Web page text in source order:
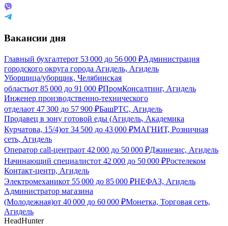
Вакансии дня
Главный бухгалтерот 53 000 до 56 000 ₽Администрация
городского округа города Агидель, Агидель
Уборщица/уборщик, Челябинская
областьот 85 000 до 91 000 ₽ПромКонсалтинг, Агидель
Инженер производственно-технического
отделаот 47 300 до 57 900 ₽БашРТС, Агидель
Продавец в зону готовой еды (Агидель, Академика
Курчатова, 15/4)от 34 500 до 43 000 ₽МАГНИТ, Розничная
сеть, Агидель
Оператор call-центраот 42 000 до 50 000 ₽Джинезис, Агидель
Начинающий специалистот 42 000 до 50 000 ₽Ростелеком
Контакт-центр, Агидель
Электромеханикот 55 000 до 85 000 ₽НЕФАЗ, Агидель
Администратор магазина
(Молодежная)от 40 000 до 60 000 ₽Монетка, Торговая сеть,
Агидель
HeadHunter